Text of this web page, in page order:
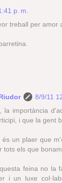
p. m.
treball per amor
8/9/11
la importància
i que la gent
és un plaer que
tots els que
feina no la
i un luxe